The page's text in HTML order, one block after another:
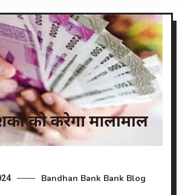
Bandhan Bank Bank Blog